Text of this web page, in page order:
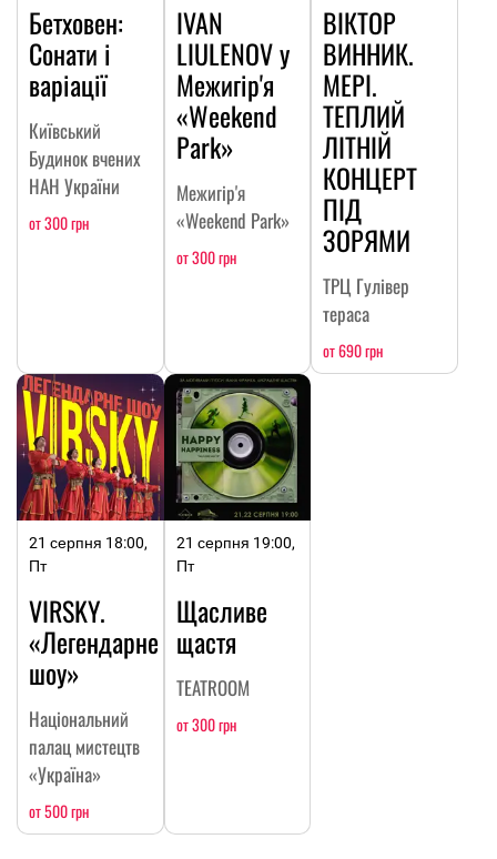
Бетховен:
Сонати і
варіації
Київський
Будинок вчених
НАН України
от 300 грн
IVAN
LIULENOV у
Межигір'я
«Weekend
Park»
Межигір'я
«Weekend Park»
от 300 грн
ВІКТОР
ВИННИК.
МЕРІ.
ТЕПЛИЙ
ЛІТНІЙ
КОНЦЕРТ
ПІД
ЗОРЯМИ
ТРЦ Гулівер
тераса
от 690 грн
21 серпня 18:00,
Пт
VIRSKY.
«Легендарне
шоу»
Національний
палац мистецтв
«Україна»
от 500 грн
21 серпня 19:00,
Пт
Щасливе
щастя
TEATROOM
от 300 грн